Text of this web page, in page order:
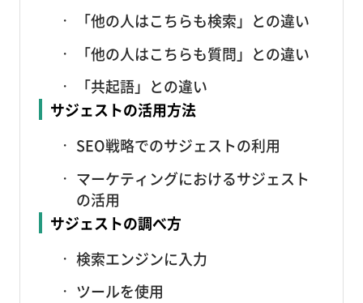
「他の人はこちらも検索」との違い
「他の人はこちらも質問」との違い
「共起語」との違い
サジェストの活用方法
SEO戦略でのサジェストの利用
マーケティングにおけるサジェスト
の活用
サジェストの調べ方
検索エンジンに入力
ツールを使用